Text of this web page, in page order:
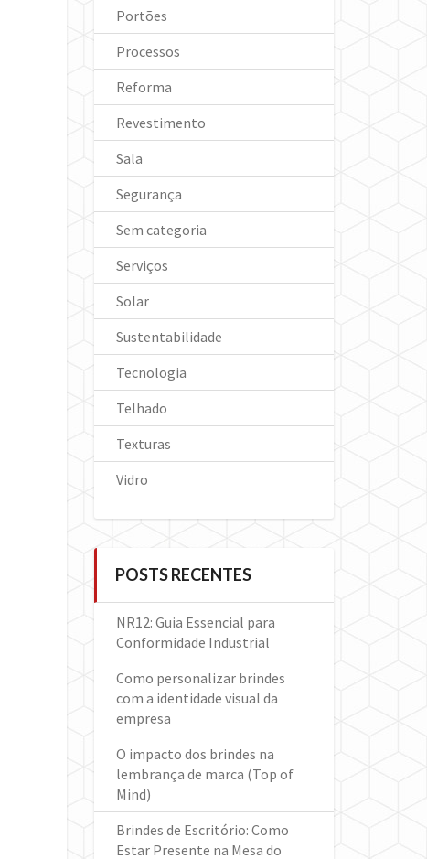
Portões
Processos
Reforma
Revestimento
Sala
Segurança
Sem categoria
Serviços
Solar
Sustentabilidade
Tecnologia
Telhado
Texturas
Vidro
POSTS RECENTES
NR12: Guia Essencial para
Conformidade Industrial
Como personalizar brindes
com a identidade visual da
empresa
O impacto dos brindes na
lembrança de marca (Top of
Mind)
Brindes de Escritório: Como
Estar Presente na Mesa do